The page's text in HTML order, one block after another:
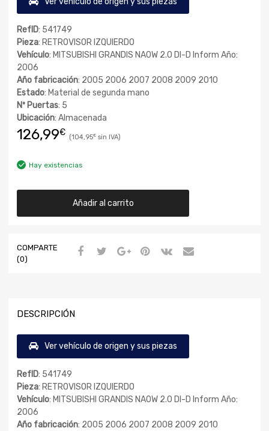
RefID: 541749
Pieza: RETROVISOR IZQUIERDO
Vehículo: MITSUBISHI GRANDIS NA0W 2.0 DI-D Inform Año:
2006
Año fabricación: 2005 2006 2007 2008 2009 2010
Estado: Material de segunda mano
Nº Puertas: 5
Ubicación: Almacenada
126,99€ 104,95€
Hay existencias
Añadir al carrito
COMPARTE
(0)
DESCRIPCIÓN
Ver vehículo de origen y sus piezas
RefID: 541749
Pieza: RETROVISOR IZQUIERDO
Vehículo: MITSUBISHI GRANDIS NA0W 2.0 DI-D Inform Año:
2006
Año fabricación: 2005 2006 2007 2008 2009 2010